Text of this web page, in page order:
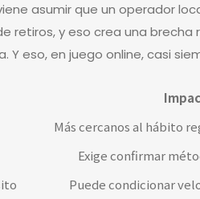
asumir que un operador
y eso crea una
eso, en juego online, casi
Más cercanos al hábito
Exige confirmar
Puede condicionar